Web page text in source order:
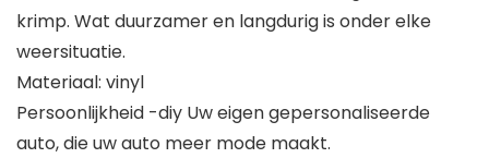
krimp. Wat duurzamer en langdurig is onder elke
weersituatie.
Materiaal: vinyl
Persoonlijkheid -diy Uw eigen gepersonaliseerde
auto, die uw auto meer mode maakt.